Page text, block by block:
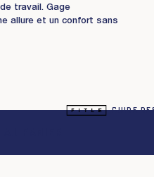
travail. Gage
allure et un confort sans
Guide